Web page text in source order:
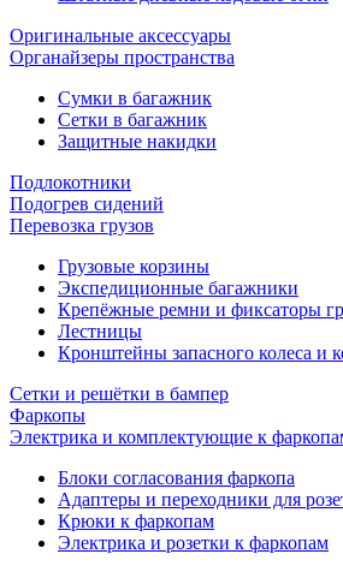
Оригинальные аксессуары
Органайзеры пространства
Сумки в багажник
Сетки в багажник
Защитные накидки
Подлокотники
Подогрев сидений
Перевозка грузов
Грузовые корзины
Экспедиционные багажники
Крепёжные ремни и фиксаторы
Лестницы
Кронштейны запасного колеса и
Сетки и решётки в бампер
Фаркопы
Электрика и комплектующие к
Блоки согласования фаркопа
Адаптеры и переходники для
Крюки к фаркопам
Электрика и розетки к фаркопам